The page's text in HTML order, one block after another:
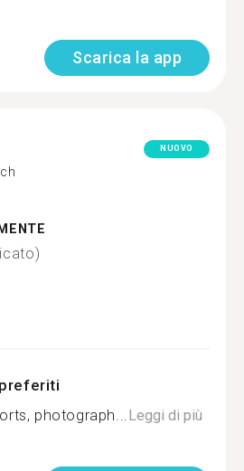
Scarica la app
NUOVO
photograph...Leggi di più